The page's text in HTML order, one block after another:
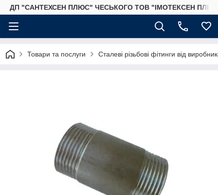
ДП "САНТЕХСЕН ПЛЮС" ЧЕСЬКОГО ТОВ "ІМОТЕКСЕН
Товари та послуги Сталеві різьбові фітинги від